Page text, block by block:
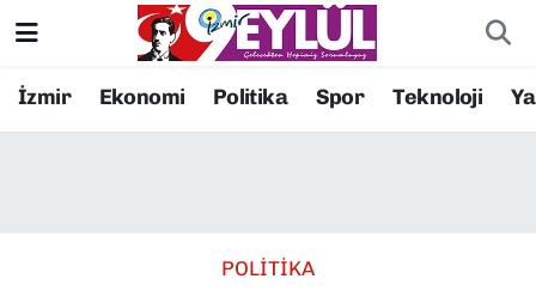
İzmir Ekonomi Politika Spor Teknoloji
POLİTİKA
Resmi İlanlar
Konak Nöbetçi Eczaneler
Süper Lig Puan Durumu ve Fikstür